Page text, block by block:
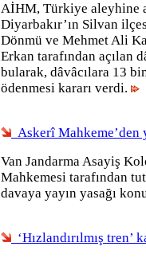
AİHM, Türkiye aleyhine
Diyarbakır’ın Silvan
Dönmü ve Mehmet Ali
Erkan tarafından açılan
bularak, dâvâcılara 13
ödenmesi kararı verdi.
Askerî Mahkeme’den
Van Jandarma Asayiş
Mahkemesi tarafından
davaya yayın yasağı
‘Hızlandırılmış tren’